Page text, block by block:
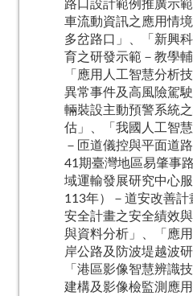
路口設計範例推廣示
車流動資訊之應用情
多岔路口」、「新興
育之研發示範－教學
「應用人工智慧分析
異常事件及高風險駕
輛裝設主動預警系統
估」、「我國人工智
－匝道儀控與平面道
41期臺灣地區易肇事
域運輸發展研究中心
113年）－道安改善
安全計畫之安全績效
與資料分析」、「應
岸公路及防波堤越波
「港區影像智慧辨識
建構及影像檢監測應